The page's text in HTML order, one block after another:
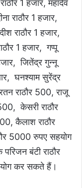
1 हजार, महादेव
राठौर 1 हजार,
राठौर 1 हजार,
1 हजार, गप्पू
जितेंद्र गुन्नू
घनश्याम सुरेंद्र
राठौर 500, राजू
केसरी राठौर
कैलाश राठौर
5000 रुपए सहयोग
परिजन बंटी राठौर
कर सकते हैं।